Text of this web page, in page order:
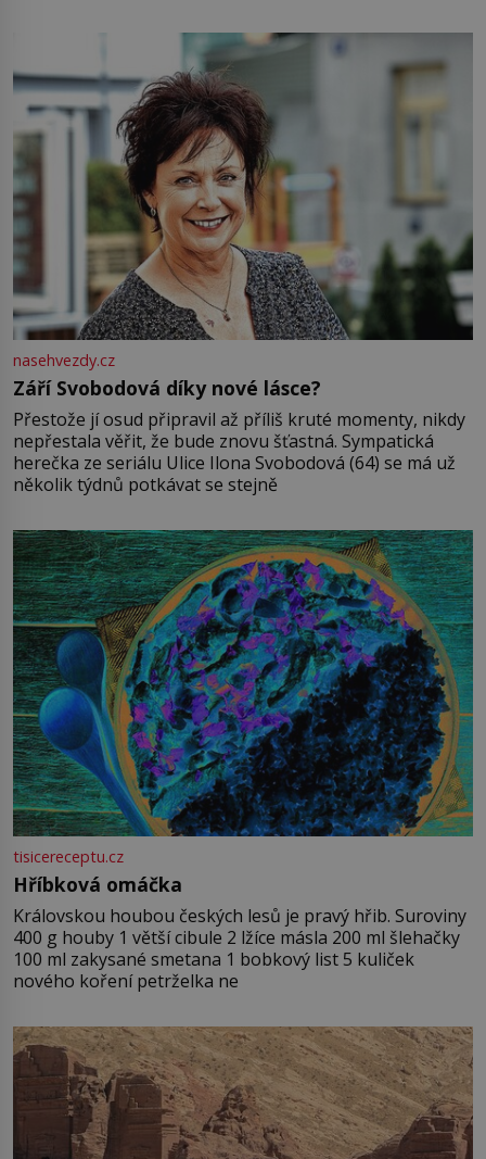
Jsme spolu moc rádi Tehdy byla jiná doba, když
nasehvezdy.cz
Září Svobodová díky nové lásce?
Přestože jí osud připravil až příliš kruté momenty, nikdy
nepřestala věřit, že bude znovu šťastná. Sympatická
herečka ze seriálu Ulice Ilona Svobodová (64) se má už
několik týdnů potkávat se stejně
tisicereceptu.cz
Hříbková omáčka
Královskou houbou českých lesů je pravý hřib. Suroviny
400 g houby 1 větší cibule 2 lžíce másla 200 ml šlehačky
100 ml zakysané smetana 1 bobkový list 5 kuliček
nového koření petrželka ne